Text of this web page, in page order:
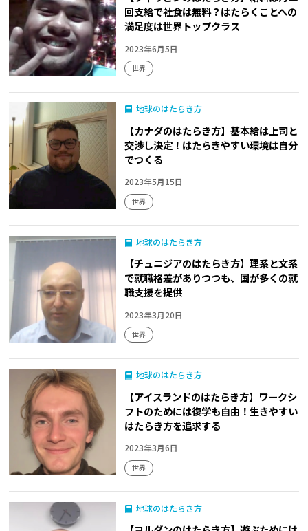
回支給で社食は無料？はたらくことへの
満足度は世界トップクラス
2023年6月5日
世界
地球のはたらき方
【カナダのはたらき方】基本給は上司と
交渉し決定！はたらきやすい環境は自分
でつくる
2023年5月15日
世界
地球のはたらき方
【チュニジアのはたらき方】理系と文系
で就職格差がありつつも、国が多くの就
職支援を提供
2023年3月20日
世界
地球のはたらき方
【アイスランドのはたらき方】ワークシ
フトのためには復学も自由！生きやすい
はたらき方を追求する
2023年3月6日
世界
地球のはたらき方